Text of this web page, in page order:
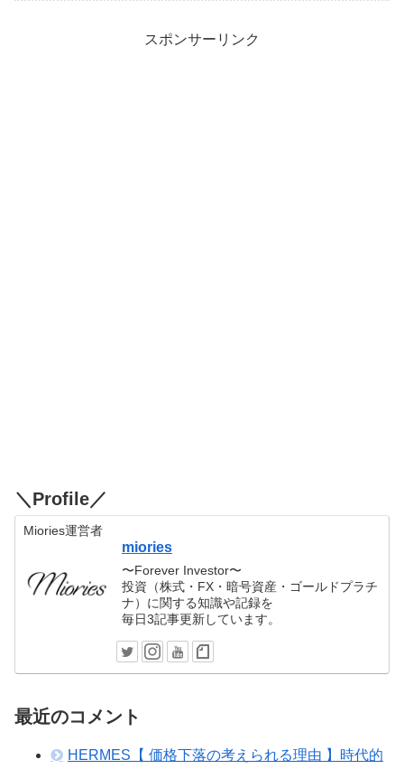
スポンサーリンク
＼Profile／
Miories運営者
miories
〜Forever Investor〜
投資（株式・FX・暗号資産・ゴールドプラチ
ナ）に関する知識や記録を
毎日3記事更新しています。
最近のコメント
HERMES【 価格下落の考えられる理由 】時代的